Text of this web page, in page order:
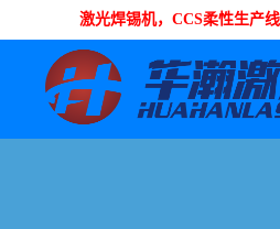
激光焊锡机，CCS柔性生产